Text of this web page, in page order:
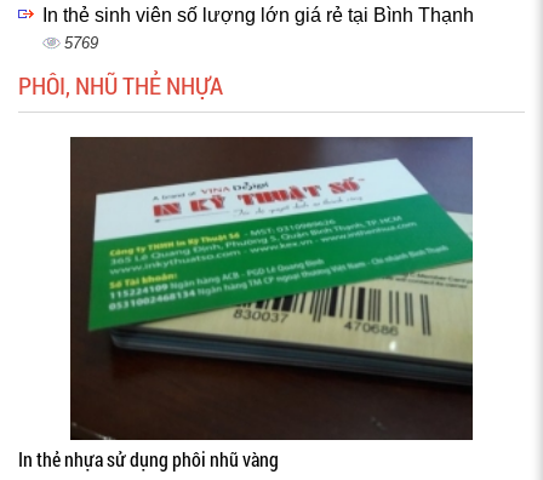
In thẻ sinh viên số lượng lớn giá rẻ tại Bình Thạnh
5769
PHÔI, NHŨ THẺ NHỰA
In thẻ nhựa sử dụng phôi nhũ vàng